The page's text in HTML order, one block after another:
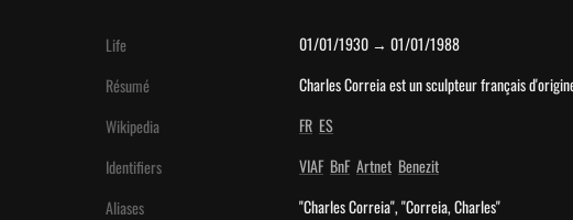
Life
01/01/1930 → 01/01/1988
Résumé
Charles Correia est un sculpteur français
Wikipedia
FR ES
Identifiers
VIAF BnF Artnet Benezit
Aliases
"Charles Correia", "Correia, Charles"